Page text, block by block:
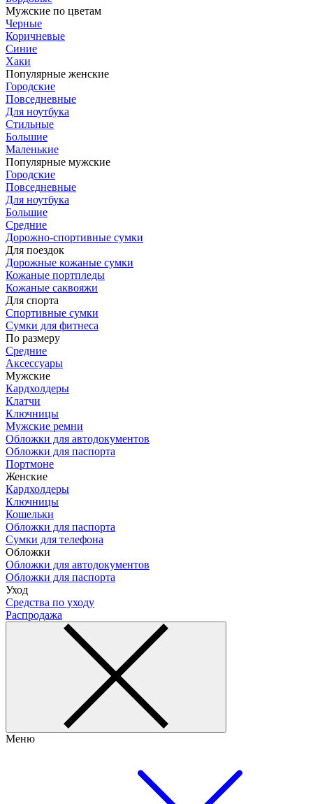
Мужские по цветам
Черные
Коричневые
Синие
Хаки
Популярные женские
Городские
Повседневные
Для ноутбука
Стильные
Большие
Маленькие
Популярные мужские
Городские
Повседневные
Для ноутбука
Большие
Средние
Дорожно-спортивные сумки
Для поездок
Дорожные кожаные сумки
Кожаные портпледы
Кожаные саквояжи
Для спорта
Спортивные сумки
Сумки для фитнеса
По размеру
Средние
Аксессуары
Мужские
Кардхолдеры
Клатчи
Ключницы
Мужские ремни
Обложки для автодокументов
Обложки для паспорта
Портмоне
Женские
Кардхолдеры
Ключницы
Кошельки
Обложки для паспорта
Сумки для телефона
Обложки
Обложки для автодокументов
Обложки для паспорта
Уход
Средства по уходу
Распродажа
Меню